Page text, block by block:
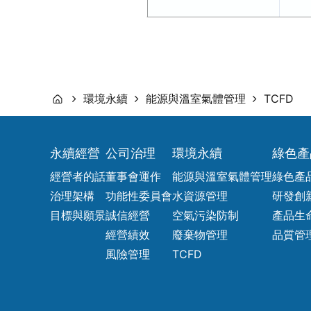
環境永續 能源與溫室氣體管理 TCFD
永續經營
經營者的話
治理架構
目標與願景
公司治理
董事會運作
功能性委員會
誠信經營
經營績效
風險管理
環境永續
能源與溫室氣體管理
水資源管理
空氣污染防制
廢棄物管理
TCFD
綠色
綠色產
研發創
產品生
品質管